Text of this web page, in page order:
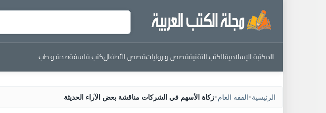
المكتبة الإسلاميةالكتب التقنيةقصص و رواياتقصص الأطفالكتب فلسفةصحة و طب
الرئيسية>الفقه العام>زكاة الأسهم في الشركات مناقشة بعض الآراء الحديثة